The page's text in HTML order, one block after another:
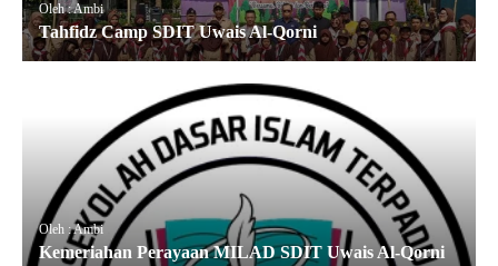
Oleh : Ambi
Tahfidz Camp SDIT Uwais Al-Qorni
Oleh : Ambi
Kemeriahan Perayaan MILAD SDIT Uwais Al-Qorni